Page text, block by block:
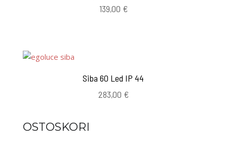
139,00 €
Siba 60 Led IP 44
283,00 €
OSTOSKORI